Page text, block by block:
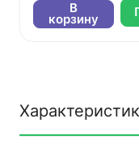
В
корзину